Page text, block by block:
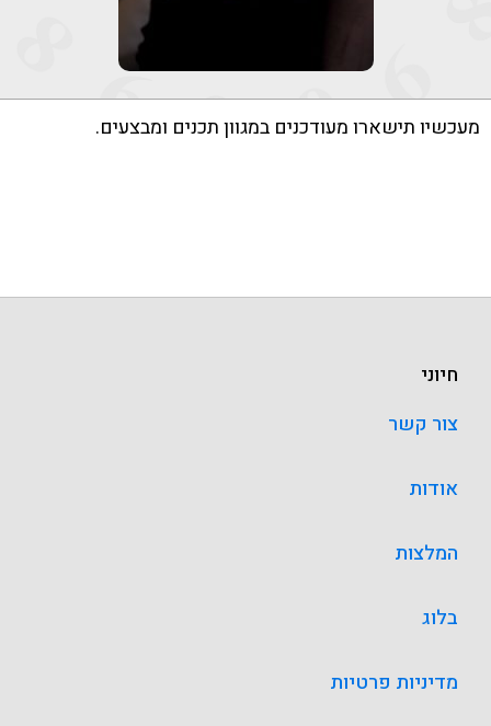
מעכשיו תישארו מעודכנים במגוון תכנים ומבצעים.
חיוני
צור קשר
אודות
המלצות
בלוג
מדיניות פרטיות